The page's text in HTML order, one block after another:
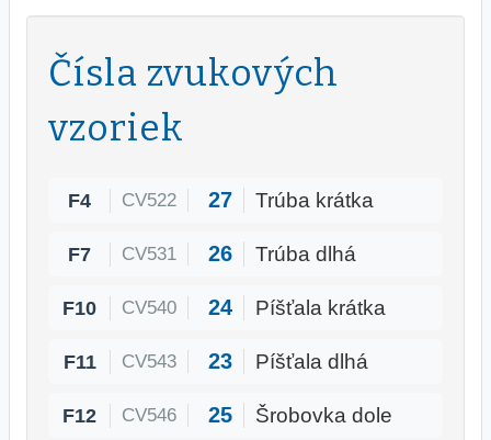
Čísla zvukových
vzoriek
F4 CV522 27 Trúba krátka
F7 CV531 26 Trúba dlhá
F10 CV540 24 Píšťala krátka
F11 CV543 23 Píšťala dlhá
F12 CV546 25 Šrobovka dole